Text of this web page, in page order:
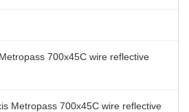
700x45C wire reflective
Metropass 700x45C wire reflective